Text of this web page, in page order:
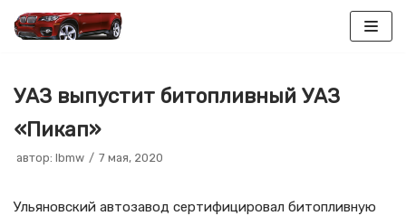
содержимому
УАЗ выпустит битопливный УАЗ
«Пикап»
автор: lbmw 7 мая, 2020
Ульяновский автозавод сертифицировал битопливную